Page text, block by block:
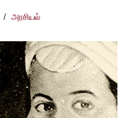
அரசியல்